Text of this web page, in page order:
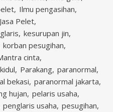
Ilmu pengasihan
Jasa Pelet
kesurupan jin
korban pesugihan
cinta
Parakang paranormal
bekasi paranormal jakarta
hujan pelaris usaha
penglaris usaha pesugihan